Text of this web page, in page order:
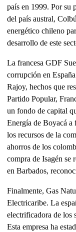
país en 1999. Por su
del país austral,
energético chileno
desarrollo de este
La francesa GDF
corrupción en
Rajoy, hechos que
Partido Popular,
un fondo de capital
Energía de Boyacá a
los recursos de la
ahorros de los
compra de Isagén se
en Barbados,
Finalmente, Gas
Electricaribe. La
electrificadora de los
Esta empresa ha